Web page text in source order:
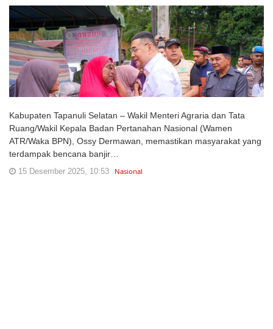
Kabupaten Tapanuli Selatan – Wakil Menteri Agraria dan Tata
Ruang/Wakil Kepala Badan Pertanahan Nasional (Wamen
ATR/Waka BPN), Ossy Dermawan, memastikan masyarakat yang
terdampak bencana banjir…
15 Desember 2025, 10:53 Nasional